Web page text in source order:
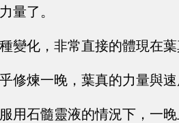
量了。
變化，非常直接的體現在
修煉一晚，葉真的力量與
用石髓靈液的情況下，一